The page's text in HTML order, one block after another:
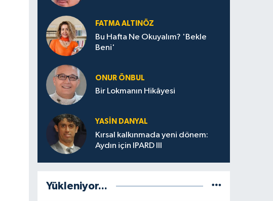
FATMA ALTINÖZ
Bu Hafta Ne Okuyalım? 'Bekle
Beni'
ONUR ÖNBUL
Bir Lokmanın Hikâyesi
YASIN DANYAL
Kırsal kalkınmada yeni dönem:
Aydın için IPARD III
Yükleniyor...